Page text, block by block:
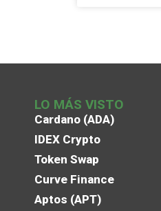
LO MÁS VISTO
Cardano (ADA)
IDEX Crypto
Token Swap
Curve Finance
Aptos (APT)